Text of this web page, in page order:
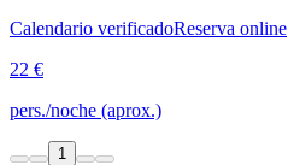
Calendario verificadoReserva online
22 €
pers./noche (aprox.)
1